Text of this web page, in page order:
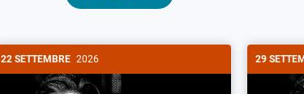
22 SETTEMBRE 2026 29